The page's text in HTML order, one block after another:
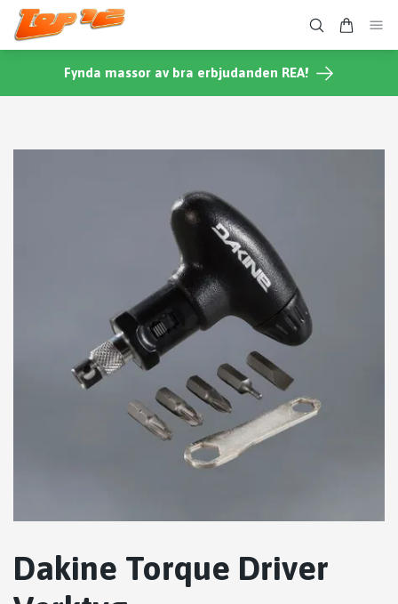
Fynda massor av bra erbjudanden REA!
Dakine Torque Driver